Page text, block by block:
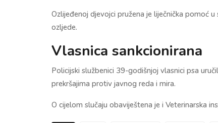
Ozlijeđenoj djevojci pružena je liječnička pomoć
ozljede.
Vlasnica sankcionirana
Policijski službenici 39-godišnjoj vlasnici psa
prekršajima protiv javnog reda i mira.
O cijelom slučaju obaviještena je i Veterinarska